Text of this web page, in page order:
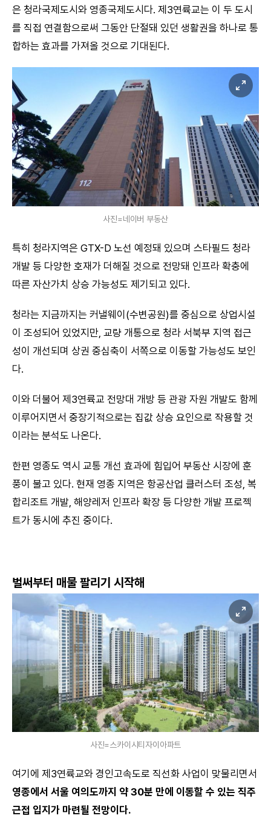
은 청라국제도시와 영종국제도시다. 제3연륙교는 이 두 도시
를 직접 연결함으로써 그동안 단절돼 있던 생활권을 하나로 통
합하는 효과를 가져올 것으로 기대된다.
사진=네이버 부동산
특히 청라지역은 GTX-D 노선 예정돼 있으며 스타필드 청라
개발 등 다양한 호재가 더해질 것으로 전망돼 인프라 확충에
따른 자산가치 상승 가능성도 제기되고 있다.
청라는 지금까지는 커낼웨이(수변공원)를 중심으로 상업시설
이 조성되어 있었지만, 교량 개통으로 청라 서북부 지역 접근
성이 개선되며 상권 중심축이 서쪽으로 이동할 가능성도 보인
다.
이와 더불어 제3연륙교 전망대 개방 등 관광 자원 개발도 함께
이루어지면서 중장기적으로는 집값 상승 요인으로 작용할 것
이라는 분석도 나온다.
한편 영종도 역시 교통 개선 효과에 힘입어 부동산 시장에 훈
풍이 불고 있다. 현재 영종 지역은 항공산업 클러스터 조성, 복
합리조트 개발, 해양레저 인프라 확장 등 다양한 개발 프로젝
트가 동시에 추진 중이다.
벌써부터 매물 팔리기 시작해
사진=스카이시티자이아파트
여기에 제3연륙교와 경인고속도로 직선화 사업이 맞물리면서
영종에서 서울 여의도까지 약 30분 만에 이동할 수 있는 직주
근접 입지가 마련될 전망이다.